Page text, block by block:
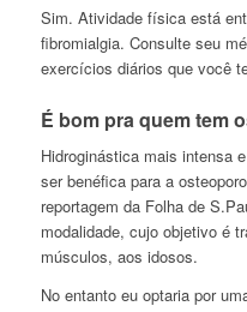
Sim. Atividade física está
fibromialgia. Consulte seu
exercícios diários que você
É bom pra quem tem
Hidroginástica mais intensa
ser benéfica para a
reportagem da Folha de
modalidade, cujo objetivo é
músculos, aos idosos.
No entanto eu optaria por